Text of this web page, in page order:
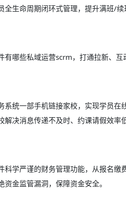
全生命周期闭环式管理，提升满班/续
有哪些私域运营scrm，打通拉新、
系统一部手机链接家校，实现学员
解决消息传递不及时、约课请假效率
科学严谨的财务管理功能，从报名
资金监管漏洞，保障资金安全。